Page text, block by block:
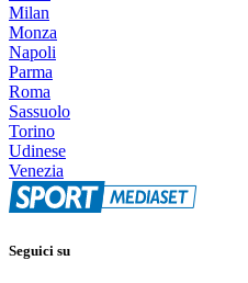
Milan
Monza
Napoli
Parma
Roma
Sassuolo
Torino
Udinese
Venezia
Seguici su